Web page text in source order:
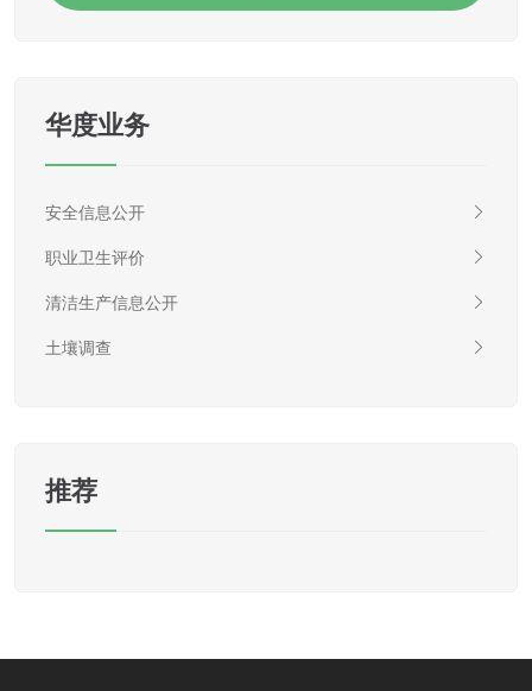
华度业务
安全信息公开
职业卫生评价
清洁生产信息公开
土壤调查
推荐